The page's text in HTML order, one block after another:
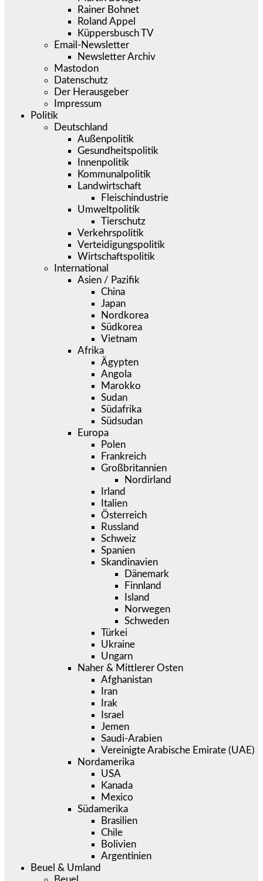
Rainer Bohnet
Roland Appel
Küppersbusch TV
Email-Newsletter
Newsletter Archiv
Mastodon
Datenschutz
Der Herausgeber
Impressum
Politik
Deutschland
Außenpolitik
Gesundheitspolitik
Innenpolitik
Kommunalpolitik
Landwirtschaft
Fleischindustrie
Umweltpolitik
Tierschutz
Verkehrspolitik
Verteidigungspolitik
Wirtschaftspolitik
International
Asien / Pazifik
China
Japan
Nordkorea
Südkorea
Vietnam
Afrika
Ägypten
Angola
Marokko
Sudan
Südafrika
Südsudan
Europa
Polen
Frankreich
Großbritannien
Nordirland
Irland
Italien
Österreich
Russland
Schweiz
Spanien
Skandinavien
Dänemark
Finnland
Island
Norwegen
Schweden
Türkei
Ukraine
Ungarn
Naher & Mittlerer Osten
Afghanistan
Iran
Irak
Israel
Jemen
Saudi-Arabien
Vereinigte Arabische Emirate (UAE)
Nordamerika
USA
Kanada
Mexico
Südamerika
Brasilien
Chile
Bolivien
Argentinien
Beuel & Umland